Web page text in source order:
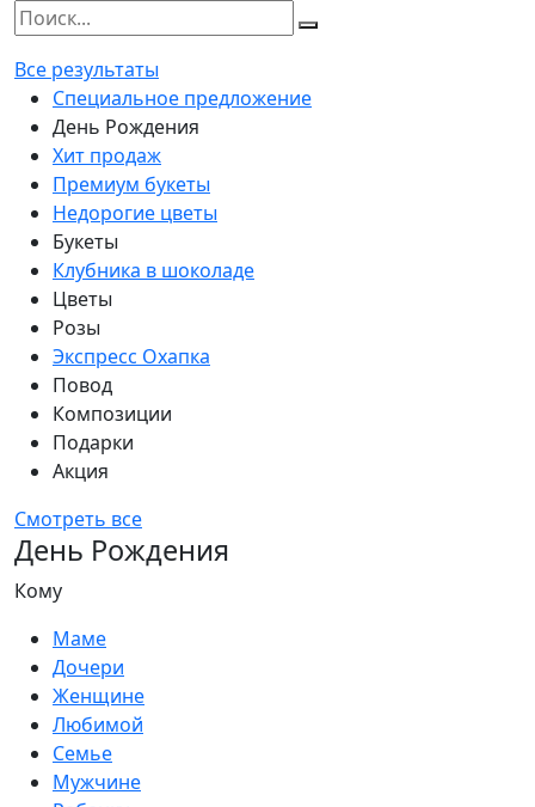
Все результаты
Специальное предложение
День Рождения
Хит продаж
Премиум букеты
Недорогие цветы
Букеты
Клубника в шоколаде
Цветы
Розы
Экспресс Охапка
Повод
Композиции
Подарки
Акция
Смотреть все
День Рождения
Кому
Маме
Дочери
Женщине
Любимой
Семье
Мужчине